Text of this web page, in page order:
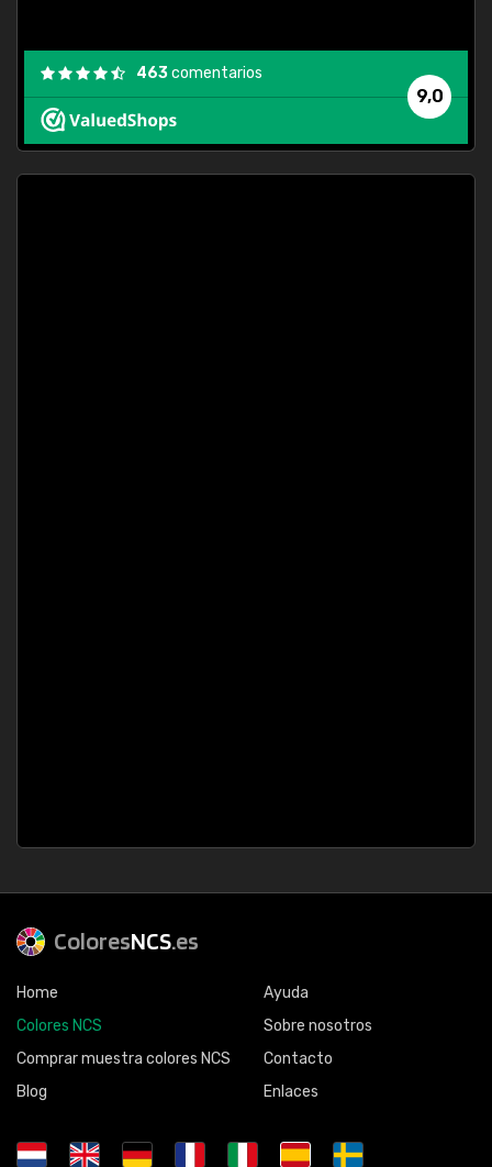
9,0
463comentarios
ColoresNCS.es
Home
Colores NCS
Comprar muestra colores NCS
Blog
Ayuda
Sobre nosotros
Contacto
Enlaces